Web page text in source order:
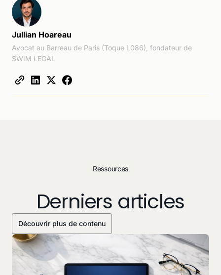
Jullian Hoareau
Avocat au Barreau de Paris (Toque L086), fondateur de
SWIM LEGAL
Ressources
Derniers articles
Découvrir plus de contenu